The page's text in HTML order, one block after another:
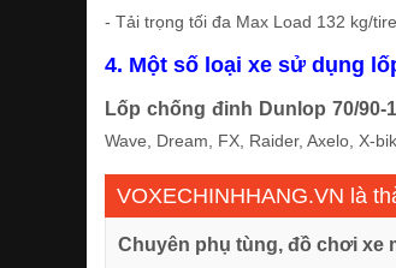
- Tải trọng tối đa Max Load 132 kg/tire
4. Một số loại xe sử dụng
Lốp chống đinh Dunlop 70/90-
Wave, Dream, FX, Raider, Axelo, X-
VOXECHINHHANG.VN là
Chuyên phụ tùng, đồ chơi xe